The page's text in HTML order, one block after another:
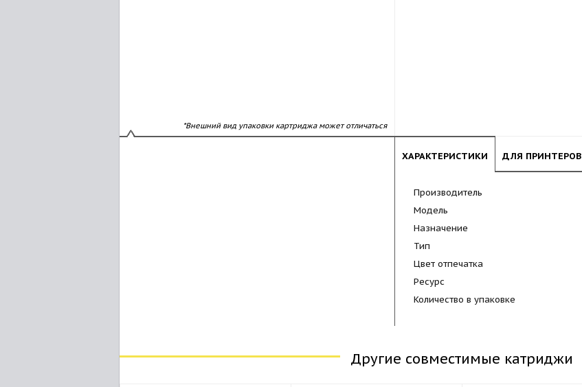
*Внешний вид упаковки картриджа может отличаться
ХАРАКТЕРИСТИКИ ДЛЯ ПРИНТЕРОВ
Производитель
Модель
Назначение
Тип
Цвет отпечатка
Ресурс
Количество в упаковке
Другие совместимые катриджи